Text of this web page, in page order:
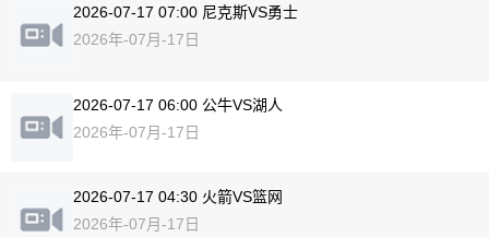
2026-07-17 07:00 尼克斯VS勇士
2026年-07月-17日
2026-07-17 06:00 公牛VS湖人
2026年-07月-17日
2026-07-17 04:30 火箭VS篮网
2026年-07月-17日